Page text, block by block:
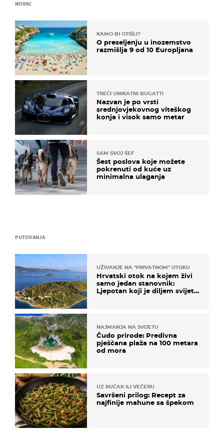
PUTOVANJA
UŽIVANJE NA "PRIVATNOM" OTOKU
Hrvatski otok na kojem živi
samo jedan stanovnik:
Ljepotan koji je diljem svijeta
NAJMANJA NA SVIJETU
Čudo prirode: Predivna
pješčana plaža na 100 metara
od mora
UZ RUČAK ILI VEČERU
Savršeni prilog: Recept za
najfinije mahune sa špekom
NOVAC
KAMO BI OTIŠLI?
O preseljenju u inozemstvo
razmišlja 9 od 10 Europljana
TREĆI UNIKATNI BUGATTI
Nazvan je po vrsti
srednjovjekovnog viteškog
konja i visok samo metar
SAM SVOJ ŠEF
Šest poslova koje možete
pokrenuti od kuće uz
minimalna ulaganja